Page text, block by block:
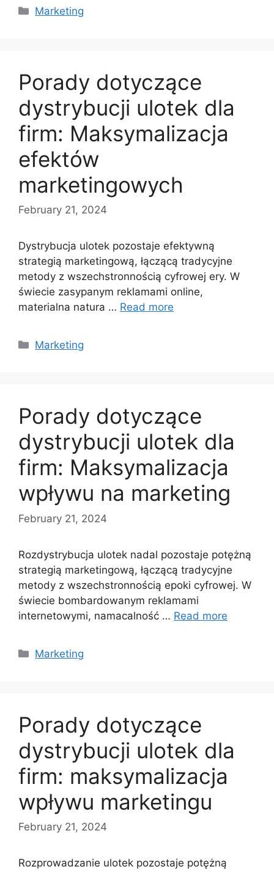
Categories
Marketing
Porady dotyczące
dystrybucji ulotek dla
firm: Maksymalizacja
efektów
marketingowych
February 21, 2024
Dystrybucja ulotek pozostaje efektywną
strategią marketingową, łączącą tradycyjne
metody z wszechstronnością cyfrowej ery. W
świecie zasypanym reklamami online,
materialna natura … Read more
Categories
Marketing
Porady dotyczące
dystrybucji ulotek dla
firm: Maksymalizacja
wpływu na marketing
February 21, 2024
Rozdystrybucja ulotek nadal pozostaje potężną
strategią marketingową, łączącą tradycyjne
metody z wszechstronnością epoki cyfrowej. W
świecie bombardowanym reklamami
internetowymi, namacalność … Read more
Categories
Marketing
Porady dotyczące
dystrybucji ulotek dla
firm: maksymalizacja
wpływu marketingu
February 21, 2024
Rozprowadzanie ulotek pozostaje potężną